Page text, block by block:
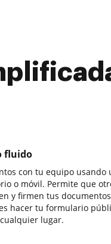
fluido
con tu equipo usando
o móvil. Permite que
y firmen tus
hacer tu formulario
lugar.